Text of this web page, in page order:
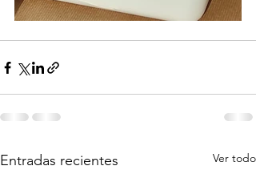
Entradas recientes Ver todo